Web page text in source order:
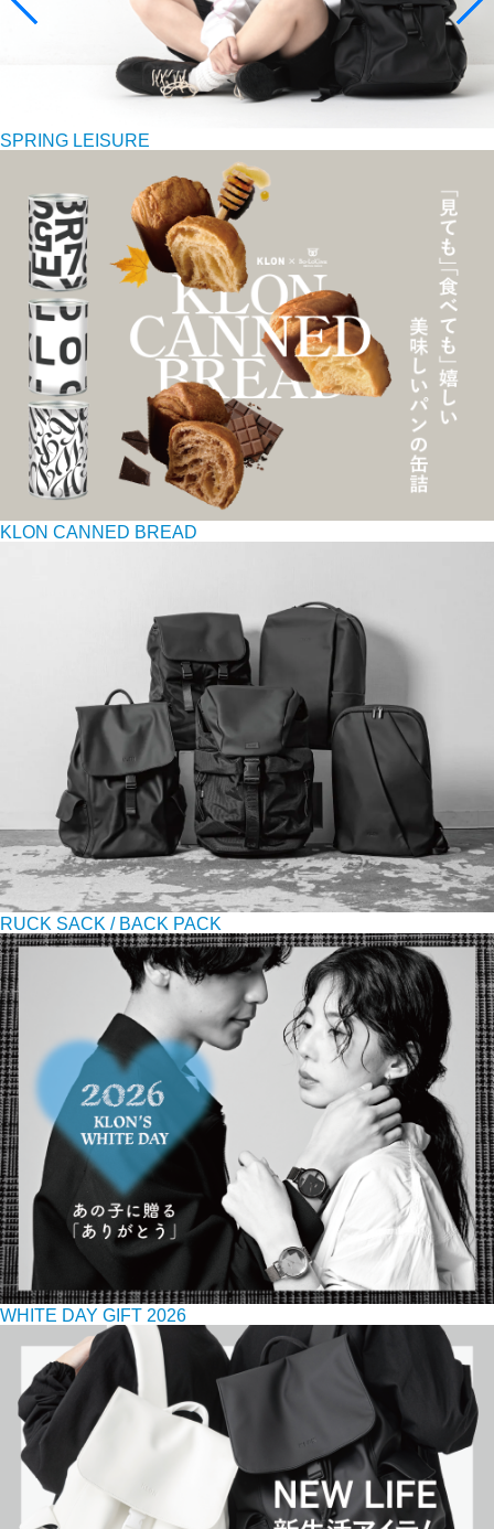
SPRING LEISURE
KLON CANNED BREAD
RUCK SACK / BACK PACK
WHITE DAY GIFT 2026